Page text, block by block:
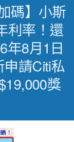
碼】小斯
利率！還
年8月1日
請Citi私
獎